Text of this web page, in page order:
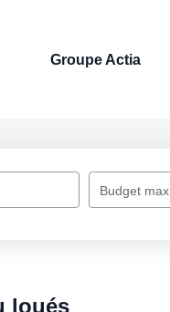
Groupe Actia
Budget max
loués